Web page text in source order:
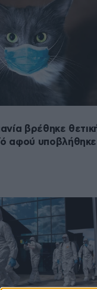
βρέθηκε
αφού